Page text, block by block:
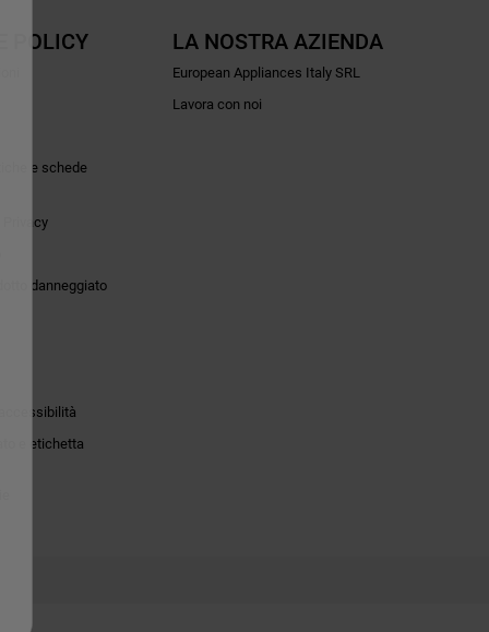
POLICY
e schede
Privacy
danneggiato
e etichetta
LA NOSTRA AZIENDA
European Appliances Italy SRL
Lavora con noi